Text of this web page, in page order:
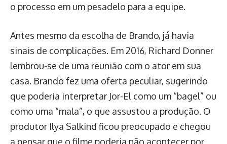
o processo em um pesadelo para a equipe.
Antes mesmo da escolha de Brando, já havia
sinais de complicações. Em 2016, Richard Donner
lembrou-se de uma reunião com o ator em sua
casa. Brando fez uma oferta peculiar, sugerindo
que poderia interpretar Jor-El como um “bagel” ou
como uma “mala”, o que assustou a produção. O
produtor Ilya Salkind ficou preocupado e chegou
a pensar que o filme poderia não acontecer por